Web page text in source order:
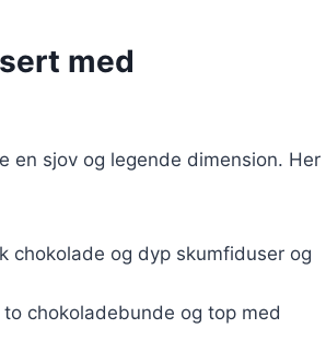
med
en sjov og legende dimension. Her
chokolade og dyp skumfiduser og
chokoladebunde og top med